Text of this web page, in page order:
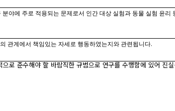
분야에 주로 적용되는 문제로서 인간 대상 실험과 동물 실험 윤리
관계에서 책임있는 자세로 행동하였는지와 관련됩니다.
로 준수해야 할 바람직한 규범으로 연구를 수행함에 있어 진